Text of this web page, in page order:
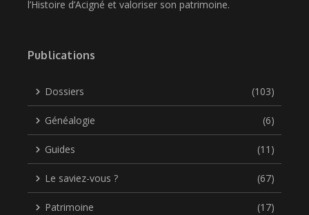
l’Histoire d’Acigné et valoriser son patrimoine.
Publications
Dossiers (103)
Généalogie (6)
Guides (11)
Le saviez-vous ? (67)
Patrimoine (17)